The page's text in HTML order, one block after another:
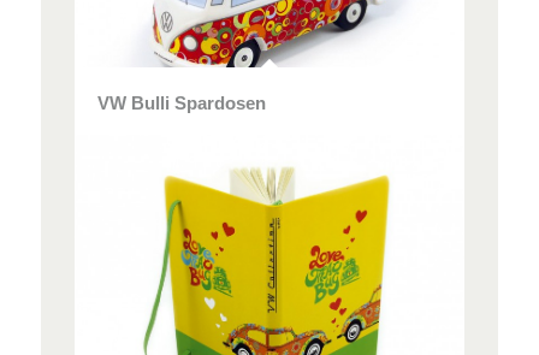
VW Bulli Spardosen